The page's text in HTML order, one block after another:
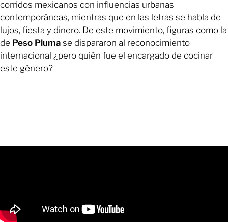
corridos mexicanos con influencias urbanas
contemporáneas, mientras que en las letras se habla de
lujos, fiesta y dinero. De este movimiento, figuras como la
de Peso Pluma se dispararon al reconocimiento
internacional ¿pero quién fue el encargado de cocinar
este género?